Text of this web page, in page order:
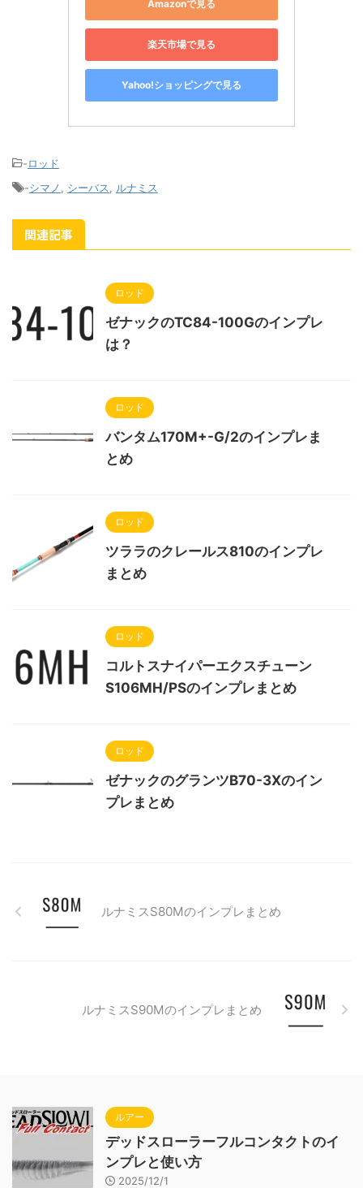
Amazonで見る
楽天市場で見る
Yahoo!ショッピングで見る
-ロッド
-シマノ シーバス ルナミス
関連記事
ロッド
ゼナックのTC84-100Gのインプレ
は？
ロッド
バンタム170M+-G/2のインプレま
とめ
ロッド
ツララのクレールス810のインプレ
まとめ
ロッド
コルトスナイパーエクスチューン
S106MH/PSのインプレまとめ
ロッド
ゼナックのグランツB70-3Xのイン
プレまとめ
ルナミスS80Mのインプレまとめ
ルナミスS90Mのインプレまとめ
ルアー
デッドスローラーフルコンタクトのイ
ンプレと使い方
2025/12/1